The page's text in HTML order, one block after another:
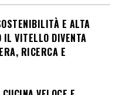
E ALTA
VITELLO DIVENTA
RICERCA E